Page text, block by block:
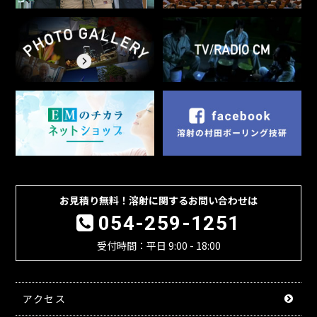
お見積り無料！溶射に関するお問い合わせは
054-259-1251
受付時間：平日 9:00 - 18:00
アクセス